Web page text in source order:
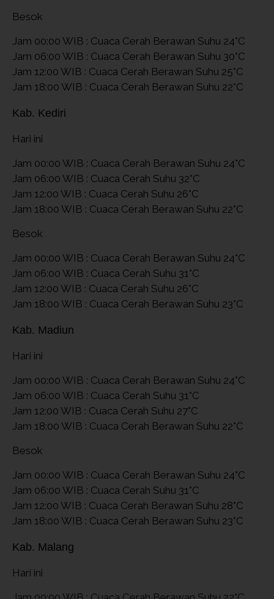
Besok
Jam 00:00 WIB : Cuaca Cerah Berawan Suhu 24°C
Jam 06:00 WIB : Cuaca Cerah Berawan Suhu 30°C
Jam 12:00 WIB : Cuaca Cerah Berawan Suhu 25°C
Jam 18:00 WIB : Cuaca Cerah Berawan Suhu 22°C
Kab. Kediri
Hari ini
Jam 00:00 WIB : Cuaca Cerah Berawan Suhu 24°C
Jam 06:00 WIB : Cuaca Cerah Suhu 32°C
Jam 12:00 WIB : Cuaca Cerah Suhu 26°C
Jam 18:00 WIB : Cuaca Cerah Berawan Suhu 22°C
Besok
Jam 00:00 WIB : Cuaca Cerah Berawan Suhu 24°C
Jam 06:00 WIB : Cuaca Cerah Suhu 31°C
Jam 12:00 WIB : Cuaca Cerah Suhu 26°C
Jam 18:00 WIB : Cuaca Cerah Berawan Suhu 23°C
Kab. Madiun
Hari ini
Jam 00:00 WIB : Cuaca Cerah Berawan Suhu 24°C
Jam 06:00 WIB : Cuaca Cerah Suhu 31°C
Jam 12:00 WIB : Cuaca Cerah Suhu 27°C
Jam 18:00 WIB : Cuaca Cerah Berawan Suhu 22°C
Besok
Jam 00:00 WIB : Cuaca Cerah Berawan Suhu 24°C
Jam 06:00 WIB : Cuaca Cerah Suhu 31°C
Jam 12:00 WIB : Cuaca Cerah Berawan Suhu 28°C
Jam 18:00 WIB : Cuaca Cerah Berawan Suhu 23°C
Kab. Malang
Hari ini